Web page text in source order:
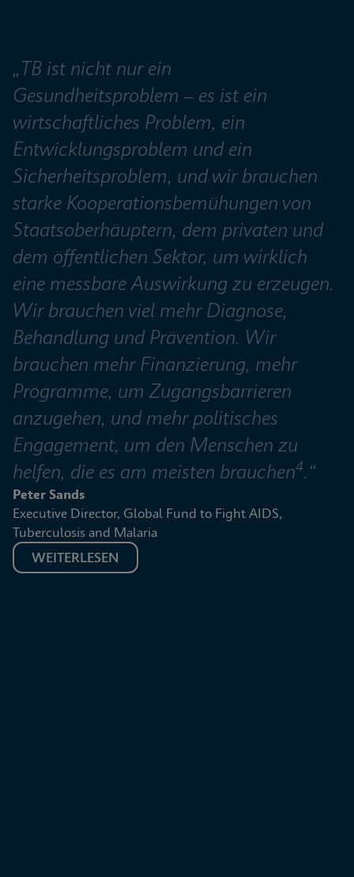
„TB ist nicht nur ein
Gesundheitsproblem – es ist ein
wirtschaftliches Problem, ein
Entwicklungsproblem und ein
Sicherheitsproblem, und wir brauchen
starke Kooperationsbemühungen von
Staatsoberhäuptern, dem privaten und
dem öffentlichen Sektor, um wirklich
eine messbare Auswirkung zu erzeugen.
Wir brauchen viel mehr Diagnose,
Behandlung und Prävention. Wir
brauchen mehr Finanzierung, mehr
Programme, um Zugangsbarrieren
anzugehen, und mehr politisches
Engagement, um den Menschen zu
helfen, die es am meisten brauchen4.“
Peter Sands
Executive Director, Global Fund to Fight AIDS,
Tuberculosis and Malaria
WEITERLESEN